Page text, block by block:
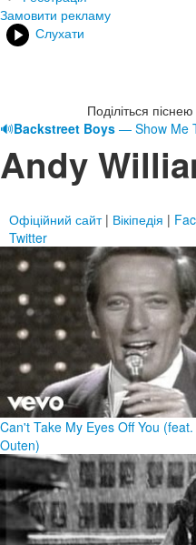
Замовити рекламу
Слухати
Поділіться
🔊Backstreet Boys — Show Me
Andy
Офіційний сайт| Вікіпедія |
Twitter
Can't Take My Eyes Off You
Outen)